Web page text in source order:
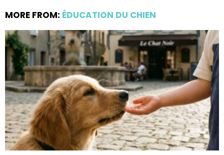
MORE FROM: ÉDUCATION DU CHIEN